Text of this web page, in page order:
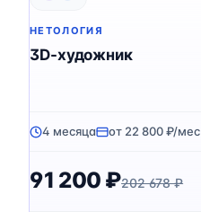
НЕТОЛОГИЯ
3D-художник
4 месяца от 22 800 ₽/мес
91 200 ₽202 678 ₽